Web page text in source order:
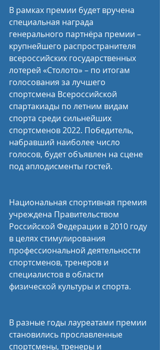
В рамках премии будет вручена
специальная награда
генерального партнёра премии –
крупнейшего распространителя
всероссийских государственных
лотерей «Столото» – по итогам
голосования за лучшего
спортсмена Всероссийской
спартакиады по летним видам
спорта среди сильнейших
спортсменов 2022. Победитель,
набравший наиболее число
голосов, будет объявлен на сцене
под аплодисменты гостей.
Национальная спортивная премия
учреждена Правительством
Российской Федерации в 2010 году
в целях стимулирования
профессиональной деятельности
спортсменов, тренеров и
специалистов в области
физической культуры и спорта.
В разные годы лауреатами премии
становились прославленные
спортсмены, тренеры и